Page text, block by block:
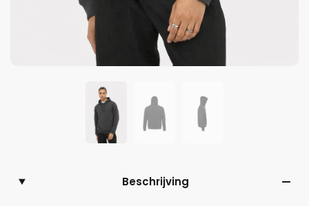
Beschrijving